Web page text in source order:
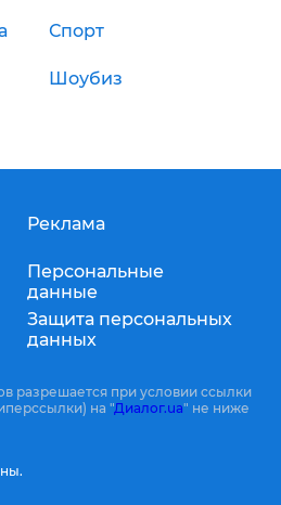
Спорт
Шоубиз
Реклама
Персональные
данные
Защита персональных
данных
разрешается при условии ссылки
на "Диалог.ua" не ниже